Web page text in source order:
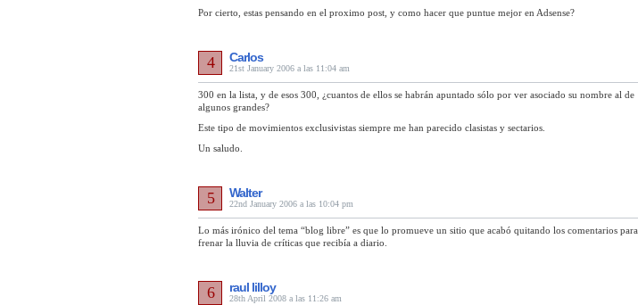
Por cierto, estas pensando en el proximo post, y como hacer que puntue mejor en Adsense?
Carlos
21st January 2006 a las 11:04 am
4
300 en la lista, y de esos 300, ¿cuantos de ellos se habrán apuntado sólo por ver asociado su nombre al de
algunos grandes?
Este tipo de movimientos exclusivistas siempre me han parecido clasistas y sectarios.
Un saludo.
Walter
22nd January 2006 a las 10:04 pm
5
Lo más irónico del tema “blog libre” es que lo promueve un sitio que acabó quitando los comentarios para
frenar la lluvia de críticas que recibía a diario.
raul lilloy
28th April 2008 a las 11:26 am
6